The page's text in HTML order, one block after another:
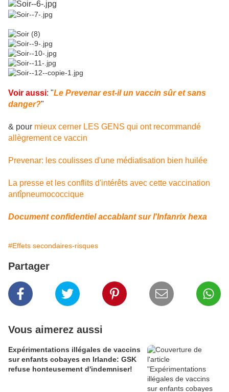
Voir aussi: "Le Prevenar est-il un vaccin sûr et sans
danger?"
& pour mieux cerner LES GENS qui ont recommandé
allègrement ce vaccin
Prevenar: les coulisses d'une médiatisation bien huilée
La presse et les conflits d'intérêts avec cette vaccination
antîpneumococcique
Document confidentiel accablant sur l'Infanrix hexa
#Effets secondaires-risques
Partager
Vous aimerez aussi
Expérimentations illégales de vaccins
sur enfants cobayes en Irlande: GSK
refuse honteusement d'indemniser!